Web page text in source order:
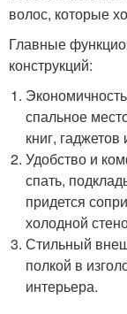
волос, которые
Главные
конструкций:
спальное
книг,
Удобство и
спать,
придется
холодной
Стильный
полкой в
интерьера.